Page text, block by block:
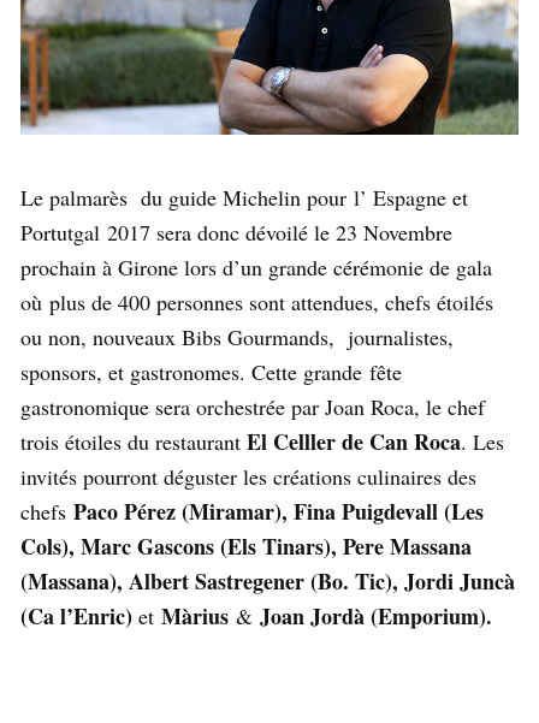
Le palmarès du guide Michelin pour l’ Espagne et
Portutgal 2017 sera donc dévoilé le 23 Novembre
prochain à Girone lors d’un grande cérémonie de gala
où plus de 400 personnes sont attendues, chefs étoilés
ou non, nouveaux Bibs Gourmands, journalistes,
sponsors, et gastronomes. Cette grande fête
gastronomique sera orchestrée par Joan Roca, le chef
trois étoiles du restaurant El Celller de Can Roca. Les
invités pourront déguster les créations culinaires des
chefs Paco Pérez (Miramar), Fina Puigdevall (Les
Cols), Marc Gascons (Els Tinars), Pere Massana
(Massana), Albert Sastregener (Bo. Tic), Jordi Juncà
(Ca l’Enric) et Màrius & Joan Jordà (Emporium).